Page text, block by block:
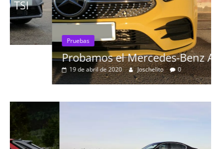
Pruebas
Probamos el Mercedes-Benz A200d
19 de abril de 2020 Joschelito 0